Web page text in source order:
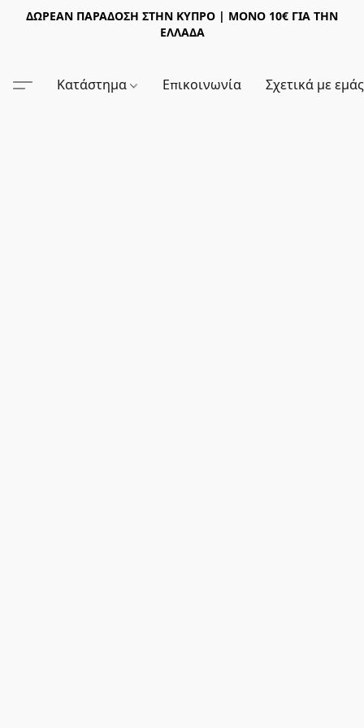
ΔΩΡΕΑΝ ΠΑΡΑΔΟΣΗ ΣΤΗΝ ΚΥΠΡΟ | ΜΟΝΟ 10€ ΓΙΑ ΤΗΝ
ΕΛΛΑΔΑ
Κατάστημα Επικοινωνία Σχετικά με εμάς